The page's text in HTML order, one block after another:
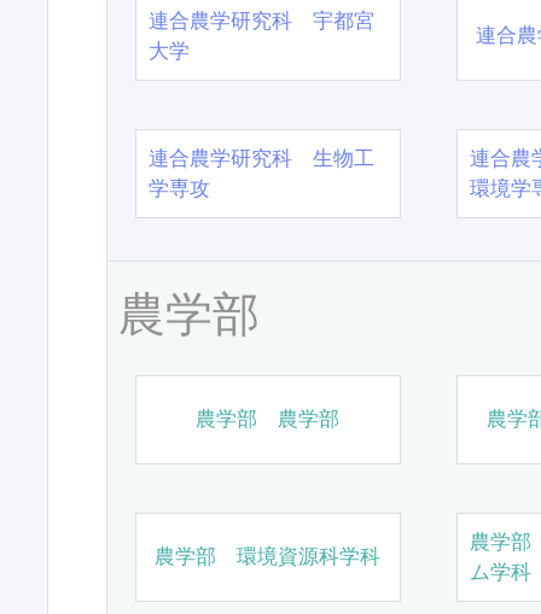
連合農学研究科 宇都宮
大学
連合
連合農学研究科 生物工
学専攻
連合農
環境学
農学部
農学部 農学部 農学
農学部 環境資源科学科
農学
ム学科